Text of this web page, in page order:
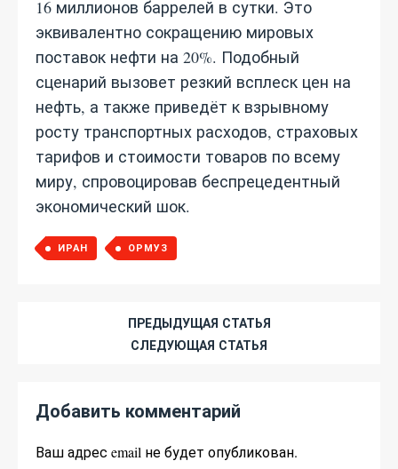
16 миллионов баррелей в сутки. Это
эквивалентно сокращению мировых
поставок нефти на 20%. Подобный
сценарий вызовет резкий всплеск цен на
нефть, а также приведёт к взрывному
росту транспортных расходов, страховых
тарифов и стоимости товаров по всему
миру, спровоцировав беспрецедентный
экономический шок.
ИРАН ОРМУЗ
ПРЕДЫДУЩАЯ СТАТЬЯ
СЛЕДУЮЩАЯ СТАТЬЯ
Добавить комментарий
Ваш адрес email не будет опубликован.